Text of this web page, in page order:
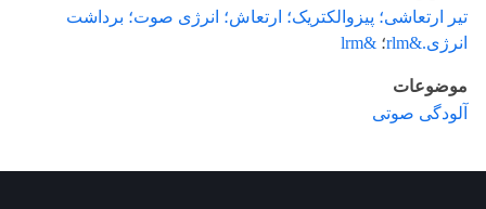
تیر ارتعاشی؛ پیزوالکتریک؛ ارتعاش؛ انرژی صوت؛ برداشت
انرژی.&rlm
؛ &lrm
موضوعات
آلودگی صوتی